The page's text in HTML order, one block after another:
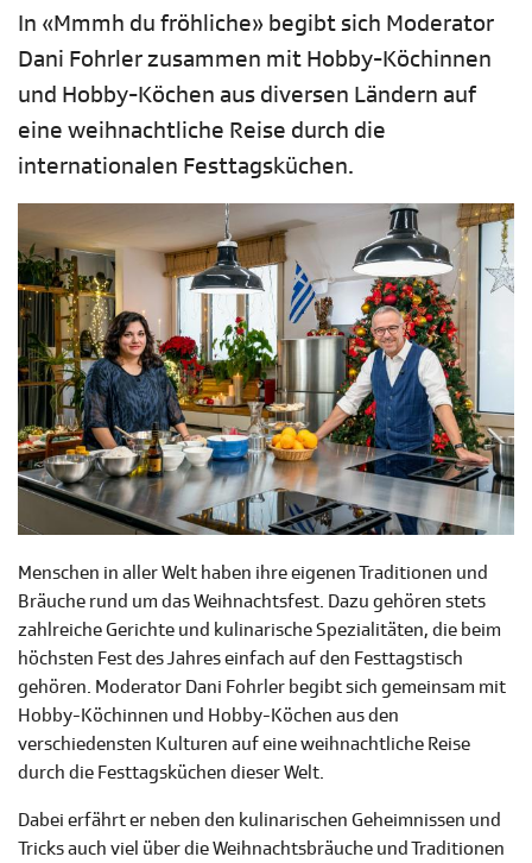
In «Mmmh du fröhliche» begibt sich Moderator
Dani Fohrler zusammen mit Hobby-Köchinnen
und Hobby-Köchen aus diversen Ländern auf
eine weihnachtliche Reise durch die
internationalen Festtagsküchen.
Menschen in aller Welt haben ihre eigenen Traditionen und
Bräuche rund um das Weihnachtsfest. Dazu gehören stets
zahlreiche Gerichte und kulinarische Spezialitäten, die beim
höchsten Fest des Jahres einfach auf den Festtagstisch
gehören. Moderator Dani Fohrler begibt sich gemeinsam mit
Hobby-Köchinnen und Hobby-Köchen aus den
verschiedensten Kulturen auf eine weihnachtliche Reise
durch die Festtagsküchen dieser Welt.
Dabei erfährt er neben den kulinarischen Geheimnissen und
Tricks auch viel über die Weihnachtsbräuche und Traditionen